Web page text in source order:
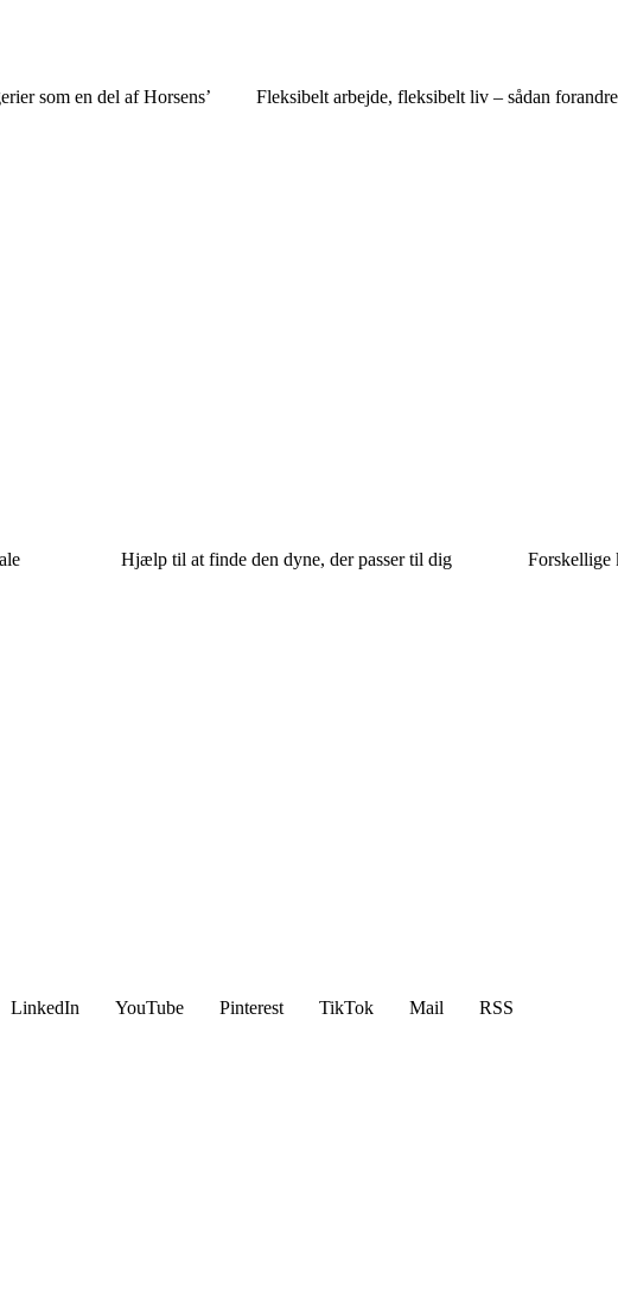
som en del af Horsens’
Fleksibelt arbejde, fleksibelt liv – sådan
Hjælp til at finde den dyne, der passer til dig Forskellige
LinkedIn YouTube Pinterest TikTok Mail
RSS